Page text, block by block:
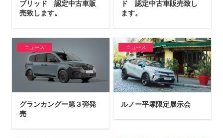
ブリッド 認定中古車販
売致します。
ド 認定中古車販売致し
ます。
ニュース
グランカングー第３弾発
売
ニュース
ルノー平塚限定展示会